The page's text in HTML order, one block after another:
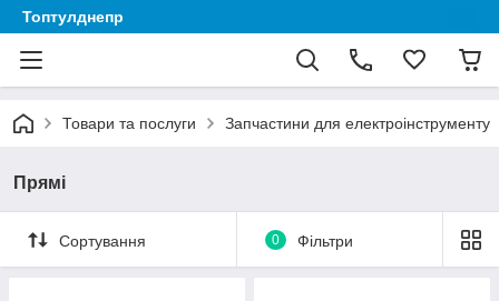
Топтулднепр
Товари та послуги Запчастини для електроінструменту
Прямі
Сортування 0 Фільтри